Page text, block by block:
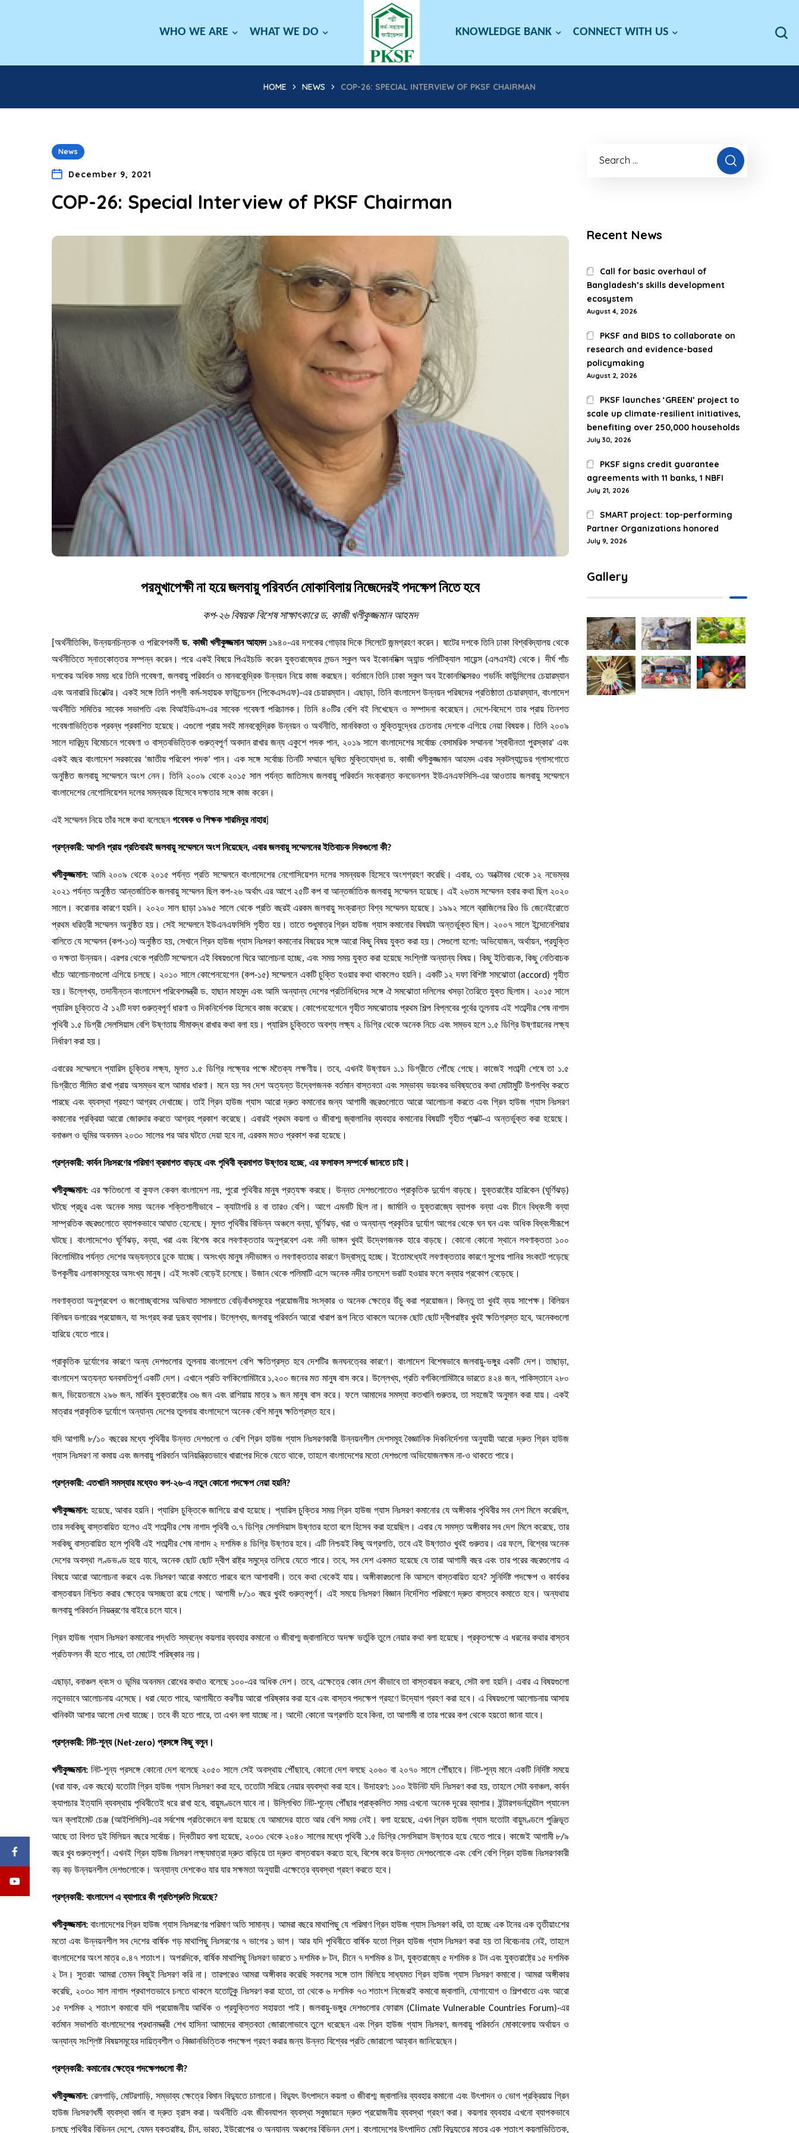
WHO WE ARE WHAT WE DO KNOWLEDGE BANK CONNECT WITH US
HOME NEWS COP-26: SPECIAL INTERVIEW OF PKSF CHAIRMAN
News
December 9, 2021
COP-26: Special Interview of PKSF Chairman
পরমুখাপেক্ষী না হয়ে জলবায়ু পরিবর্তন মোকাবিলায় নিজেদেরই পদক্ষেপ নিতে হবে
কপ-২৬ বিষয়ক বিশেষ সাক্ষাৎকারে ড. কাজী খলীকুজ্জমান আহমদ
[অর্থনীতিবিদ, উন্নয়নচিন্তক ও পরিবেশকর্মীড. কাজী খলীকুজ্জমান আহমদ১৯৪০-এর দশকের গোড়ার দিকে সিলেটে জন্মগ্রহণ করেন। ষাটের দশকে তিনি ঢাকা বিশ্ববিদ্যালয় থেকে
অর্থনীতিতে স্নাতকোত্তর সম্পন্ন করেন। পরে একই বিষয়ে পিএইচডি করেন যুক্তরাজ্যের লন্ডন স্কুল অব ইকোনমিক্স অ্যান্ড পলিটিক্যাল সায়েন্স (এলএসই) থেকে। দীর্ঘ পাঁচ
দশকের অধিক সময় ধরে তিনি গবেষণা, জলবায়ু পরিবর্তন ও মানবকেন্দ্রিক উন্নয়ন নিয়ে কাজ করছেন। বর্তমানে তিনি ঢাকা স্কুল অব ইকোনমিক্সেরও গভর্নিং কাউন্সিলের চেয়ারম্যান
এবং অনারারি ডিরেক্টর। একই সঙ্গে তিনি পল্লী কর্ম-সহায়ক ফাউন্ডেশন (পিকেএসএফ)-এর চেয়ারম্যান। এছাড়া, তিনি বাংলাদেশ উন্নয়ন পরিষদের প্রতিষ্ঠাতা চেয়ারম্যান, বাংলাদেশ
অর্থনীতি সমিতির সাবেক সভাপতি এবং বিআইডিএস-এর সাবেক গবেষণা পরিচালক। তিনি ৪০টির বেশি বই লিখেছেন ও সম্পাদনা করেছেন। দেশে-বিদেশে তার প্রায় তিনশত
গবেষণাভিত্তিক প্রবন্ধ প্রকাশিত হয়েছে। এগুলো প্রায় সবই মানবকেন্দ্রিক উন্নয়ন ও অর্থনীতি, মানবিকতা ও মুক্তিযুদ্ধের চেতনায় দেশকে এগিয়ে নেয়া বিষয়ক। তিনি ২০০৯
সালে দারিদ্র্য বিমোচনে গবেষণা ও বাস্তবভিত্তিক গুরুত্বপূর্ণ অবদান রাখার জন্য একুশে পদক পান, ২০১৯ সালে বাংলাদেশের সর্বোচ্চ বেসামরিক সম্মাননা ‘স্বাধীনতা পুরস্কার’ এবং
একই বছর বাংলাদেশ সরকারের ‘জাতীয় পরিবেশ পদক’ পান। এক সঙ্গে সর্বোচ্চ তিনটি সম্মানে ভূষিত মুক্তিযোদ্ধা ড. কাজী খলীকুজ্জমান আহমদ এবার স্কটল্যান্ডের গ্লাসগোতে
অনুষ্ঠিত জলবায়ু সম্মেলনে অংশ নেন। তিনি ২০০৯ থেকে ২০১৫ সাল পর্যন্ত জাতিসংঘ জলবায়ু পরিবর্তন সংক্রান্ত কনভেনশন ইউএনএফসিসি-এর আওতায় জলবায়ু সম্মেলনে
বাংলাদেশের নেগোসিয়েশন দলের সমন্বয়ক হিসেবে দক্ষতার সঙ্গে কাজ করেন।
এই সম্মেলন নিয়ে তাঁর সঙ্গে কথা বলেছেনগবেষক ও শিক্ষক শারমিনুর নাহার]
প্রশ্নকারী: আপনি প্রায় প্রতিবারই জলবায়ু সম্মেলনে অংশ নিয়েছেন, এবার জলবায়ু সম্মেলনের ইতিবাচক দিকগুলো কী?
খলীকুজ্জমান: আমি ২০০৯ থেকে ২০১৫ পর্যন্ত প্রতি সম্মেলনে বাংলাদেশের নেগোসিয়েশন দলের সমন্বয়ক হিসেবে অংশগ্রহণ করেছি। এবার, ৩১ অক্টোবর থেকে ১২ নভেম্বর
২০২১ পর্যন্ত অনুষ্ঠিত আন্তর্জাতিক জলবায়ু সম্মেলন ছিল কপ-২৬ অর্থাৎ এর আগে ২৫টি কপ বা আন্তর্জাতিক জলবায়ু সম্মেলন হয়েছে। এই ২৬তম সম্মেলন হবার কথা ছিল ২০২০
সালে। করোনার কারণে হয়নি। ২০২০ সাল ছাড়া ১৯৯৫ সালে থেকে প্রতি বছরই এরকম জলবায়ু সংক্রান্ত বিশ্ব সম্মেলন হয়েছে। ১৯৯২ সালে ব্রাজিলের রিও ডি জেনেইরোতে
প্রথম ধরিত্রী সম্মেলন অনুষ্ঠিত হয়। সেই সম্মেলনে ইউএনএফসিসি গৃহীত হয়। তাতে শুধুমাত্র গ্রিন হাউজ গ্যাস কমানোর বিষয়টা অন্তর্ভুক্ত ছিল। ২০০৭ সালে ইন্দোনেশিয়ার
বালিতে যে সম্মেলন (কপ-১৩) অনুষ্ঠিত হয়, সেখানে গ্রিন হাউজ গ্যাস নিঃসরণ কমানোর বিষয়ের সঙ্গে আরো কিছু বিষয় যুক্ত করা হয়। সেগুলো হলো: অভিযোজন, অর্থায়ন, প্রযুক্তি
ও দক্ষতা উন্নয়ন। এরপর থেকে প্রতিটি সম্মেলনে এই বিষয়গুলো ঘিরে আলোচনা হচ্ছে, এবং সময় সময় যুক্ত করা হয়েছে সংশ্লিষ্ট অন্যান্য বিষয়। কিছু ইতিবাচক, কিছু নেতিবাচক
ধাঁচে আলোচনাগুলো এগিয়ে চলছে। ২০১০ সালে কোপেনহেগেন (কপ-১৫) সম্মেলনে একটি চুক্তি হওয়ার কথা থাকলেও হয়নি। একটি ১২ দফা বিশিষ্ট সমঝোতা (accord) গৃহীত
হয়। উল্লেখ্য, তদানীন্তন বাংলাদেশ পরিবেশমন্ত্রী ড. হাছান মাহমুদ এবং আমি অন্যান্য দেশের প্রতিনিধিদের সঙ্গে ঐ সমঝোতা দলিলের খসড়া তৈরিতে যুক্ত ছিলাম। ২০১৫ সালে
প্যারিস চুক্তিতে ঐ ১২টি দফা গুরুত্বপূর্ণ ধারণা ও দিকনির্দেশক হিসেবে কাজ করেছে। কোপেনহেগেনে গৃহীত সমঝোতায় প্রথম শিল্প বিপ্লবের পূর্বের তুলনায় এই শতাব্দীর শেষ নাগাদ
পৃথিবী ১.৫ ডিগ্রী সেলসিয়াস বেশি উষ্ণতায় সীমাবদ্ধ রাখার কথা বলা হয়। প্যারিস চুক্তিতে অবশ্য লক্ষ্য ২ ডিগ্রি থেকে অনেক নিচে এবং সম্ভব হলে ১.৫ ডিগ্রি উষ্ণায়নের লক্ষ্য
নির্ধারণ করা হয়।
এবারের সম্মেলনে প্যারিস চুক্তির লক্ষ্য, মূলত ১.৫ ডিগ্রি লক্ষ্যের পক্ষে মতৈক্য লক্ষণীয়। তবে, এখনই উষ্ণায়ন ১.১ ডিগ্রীতে পৌঁছে গেছে। কাজেই শতাব্দী শেষে তা ১.৫
ডিগ্রীতে সীমিত রাখা প্রায় অসম্ভব বলে আমার ধারণা। মনে হয় সব দেশ অত্যন্ত উদ্বেগজনক বর্তমান বাস্তবতা এবং সম্ভাব্য ভয়ংকর ভবিষ্যতের কথা মোটামুটি উপলব্ধি করতে
পারছে এবং ব্যবস্থা গ্রহণে আগ্রহ দেখাচ্ছে। তাই গ্রিন হাউজ গ্যাস আরো দ্রুত কমানোর জন্য আগামী বছরগুলোতে আরো আলোচনা করতে এবং গ্রিন হাউজ গ্যাস নিঃসরণ
কমানোর প্রক্রিয়া আরো জোরদার করতে আগ্রহ প্রকাশ করেছে। এবারই প্রথম কয়লা ও জীবাশ্ম জ্বালানির ব্যবহার কমানোর বিষয়টি গৃহীত প্যাক্ট-এ অন্তর্ভুক্ত করা হয়েছে।
বনাঞ্চল ও ভূমির অবনমন ২০৩০ সালের পর আর ঘটতে দেয়া হবে না, এরকম মতও প্রকাশ করা হয়েছে।
প্রশ্নকারী: কার্বন নিঃসরণের পরিমাণ ক্রমাগত বাড়ছে এবং পৃথিবী ক্রমাগত উষ্ণতর হচ্ছে, এর ফলাফল সম্পর্কে জানতে চাই।
খলীকুজ্জমান: এর ক্ষতিগুলো বা কুফল কেবল বাংলাদেশ নয়, পুরো পৃথিবীর মানুষ প্রত্যক্ষ করছে। উন্নত দেশগুলোতেও প্রাকৃতিক দুর্যোগ বাড়ছে। যুক্তরাষ্ট্রে হারিকেন (ঘূর্ণিঝড়)
ঘটছে প্রচুর এবং অনেক সময় অনেক শক্তিশালীভাবে – ক্যাটাগরি ৪ বা তারও বেশি। আগে এমনটি ছিল না। জার্মানি ও যুক্তরাজ্যে ব্যাপক বন্যা এবং চীনে বিধ্বংসী বন্যা
সাম্প্রতিক বছরগুলোতে ব্যাপকভাবে আঘাত হেনেছে। মূলত পৃথিবীর বিভিন্ন অঞ্চলে বন্যা, ঘূর্ণিঝড়, খরা ও অন্যান্য প্রকৃতির দুর্যোগ আগের থেকে ঘন ঘন এবং অধিক বিধ্বংসীরূপে
ঘটছে। বাংলাদেশেও ঘূর্ণিঝড়, বন্যা, খরা এবং বিশেষ করে লবণাক্ততার অনুপ্রবেশ এবং নদী ভাঙ্গন খুবই উদ্বেগজনক হারে বাড়ছে। কোনো কোনো স্থানে লবণাক্ততা ১০০
কিলোমিটার পর্যন্ত দেশের অভ্যন্তরে ঢুকে যাচ্ছে। অসংখ্য মানুষ নদীভাঙ্গন ও লবণাক্ততার কারণে উদ্বাস্তু হচ্ছে। ইতোমধ্যেই লবণাক্ততার কারণে সুপেয় পানির সংকটে পড়েছে
উপকূলীয় এলাকাসমূহের অসংখ্য মানুষ। এই সংকট বেড়েই চলেছে। উজান থেকে পলিমাটি এসে অনেক নদীর তলদেশ ভরাট হওয়ার ফলে বন্যার প্রকোপ বেড়েছে।
লবণাক্ততা অনুপ্রবেশ ও জলোচ্ছ্বাসের অভিঘাত সামলাতে বেড়িবাঁধসমূহের প্রয়োজনীয় সংস্কার ও অনেক ক্ষেত্রে উঁচু করা প্রয়োজন। কিন্তু তা খুবই ব্যয় সাপেক্ষ। বিলিয়ন
বিলিয়ন ডলারের প্রয়োজন, যা সংগ্রহ করা দুরূহ ব্যাপার। উল্লেখ্য, জলবায়ু পরিবর্তন আরো খারাপ রূপ নিতে থাকলে অনেক ছোট ছোট দ্বীপরাষ্ট্র খুবই ক্ষতিগ্রস্ত হবে, অনেকগুলো
হারিয়ে যেতে পারে।
প্রাকৃতিক দুর্যোগের কারণে অন্য দেশগুলোর তুলনায় বাংলাদেশ বেশি ক্ষতিগ্রস্ত হবে দেশটির জনঘনত্বের কারণে। বাংলাদেশ বিশেষভাবে জলবায়ু-ভঙ্গুর একটি দেশ। তাছাড়া,
বাংলাদেশ অত্যন্ত ঘনবসতিপূর্ণ একটি দেশ। এখানে প্রতি বর্গকিলোমিটারে ১,২০০ জনের মত মানুষ বাস করে। উল্লেখ্য, প্রতি বর্গকিলোমিটারে ভারতে ৪২৪ জন, পাকিস্তানে ২৮০
জন, ভিয়েতনামে ২৯৬ জন, মার্কিন যুক্তরাষ্ট্রে ৩৬ জন এবং রাশিয়ায় মাত্র ৯ জন মানুষ বাস করে। ফলে আমাদের সমস্যা কতখানি গুরুতর, তা সহজেই অনুমান করা যায়। একই
মাত্রার প্রাকৃতিক দুর্যোগে অন্যান্য দেশের তুলনায় বাংলাদেশে অনেক বেশি মানুষ ক্ষতিগ্রস্ত হবে।
যদি আগামী ৮/১০ বছরের মধ্যে পৃথিবীর উন্নত দেশগুলো ও বেশি গ্রিন হাউজ গ্যাস নিঃসরণকারী উন্নয়নশীল দেশসমূহ বৈজ্ঞানিক দিকনির্দেশনা অনুযায়ী আরো দ্রুত গ্রিন হাউজ
গ্যাস নিঃসরণ না কমায় এবং জলবায়ু পরিবর্তন অনিয়ন্ত্রিতভাবে খারাপের দিকে যেতে থাকে, তাহলে বাংলাদেশের মতো দেশগুলো অভিযোজনক্ষম না-ও থাকতে পারে।
প্রশ্নকারী: এতখানি সমস্যার মধ্যেও কপ-২৬-এ নতুন কোনো পদক্ষেপ নেয়া হয়নি?
খলীকুজ্জমান: হয়েছে, আবার হয়নি। প্যারিস চুক্তিকে জাগিয়ে রাখা হয়েছে। প্যারিস চুক্তির সময় গ্রিন হাউজ গ্যাস নিঃসরণ কমানোর যে অঙ্গীকার পৃথিবীর সব দেশ মিলে করেছিল,
তার সবকিছু বাস্তবায়িত হলেও এই শতাব্দীর শেষ নাগাদ পৃথিবী ৩.৭ ডিগ্রি সেলসিয়াস উষ্ণতর হতো বলে হিসেব করা হয়েছিল। এবার যে সমস্ত অঙ্গীকার সব দেশ মিলে করেছে, তার
সবকিছু বাস্তবায়িত হলে পৃথিবী এই শতাব্দীর শেষ নাগাদ ২ দশমিক ৪ ডিগ্রি উষ্ণতর হবে। এটি নিশ্চয়ই কিছু অগ্রগতি, তবে এই উষ্ণতাও খুবই গুরুতর। এর ফলে, বিশ্বের অনেক
দেশের অবস্থা লণ্ডভণ্ড হয়ে যাবে, অনেক ছোট ছোট দ্বীপ রাষ্ট্র সমুদ্রে তলিয়ে যেতে পারে। তবে, সব দেশ একমত হয়েছে যে তারা আগামী বছর এবং তার পরের বছরগুলোয় এ
বিষয়ে আরো আলোচনা করবে এবং নিঃসরণ আরো কমাতে পারবে বলে আশাবাদী। তবে কথা থেকেই যায়। অঙ্গীকারগুলো কি আসলে বাস্তবায়িত হবে? সুনির্দিষ্ট পদক্ষেপ ও কার্যকর
বাস্তবায়ন নিশ্চিত করার ক্ষেত্রে অসচ্ছতা রয়ে গেছে। আগামী ৮/১০ বছর খুবই গুরুত্বপূর্ণ। এই সময়ে নিঃসরণ বিজ্ঞান নির্দেশিত পরিমাণে দ্রুত বাস্তবে কমাতে হবে। অন্যথায়
জলবায়ু পরিবর্তন নিয়ন্ত্রণের বাইরে চলে যাবে।
গ্রিন হাউজ গ্যাস নিঃসরণ কমানোর পদ্ধতি সম্বন্ধে কয়লার ব্যবহার কমানো ও জীবাশ্ম জ্বালানিতে অদক্ষ ভর্তুকি তুলে নেয়ার কথা বলা হয়েছে। প্রকৃতপক্ষে এ ধরনের কথার বাস্তব
প্রতিফলন কী হতে পারে, তা মোটেই পরিষ্কার নয়।
এছাড়া, বনাঞ্চল ধ্বংস ও ভূমির অবনমন রোধের কথাও বলেছে ১০০-এর অধিক দেশ। তবে, এক্ষেত্রে কোন দেশ কীভাবে তা বাস্তবায়ন করবে, সেটা বলা হয়নি। এবার এ বিষয়গুলো
নতুনভাবে আলোচনায় এসেছে। ধরা যেতে পারে, আগামীতে করণীয় আরো পরিষ্কার করা হবে এবং বাস্তব পদক্ষেপ গ্রহণে উদ্যোগ গ্রহণ করা হবে। এ বিষয়গুলো আলোচনায় আসায়
খানিকটা আশার আলো দেখা যাচ্ছে। তবে কী হতে পারে, তা এখন বলা যাচ্ছে না। আদৌ কোনো অগ্রগতি হবে কিনা, তা আগামী বা তার পরের কপ থেকে হয়তো জানা যাবে।
প্রশ্নকারী: নিট-শূন্য (Net-zero) প্রসঙ্গে কিছু বলুন।
খলীকুজ্জমান: নিট-শূন্য প্রসঙ্গে কোনো দেশ বলেছে ২০৫০ সালে সেই অবস্থায় পৌঁছাবে, কোনো দেশ বলছে ২০৬০ বা ২০৭০ সালে পৌঁছাবে। নিট-শূন্য মানে একটি নির্দিষ্ট সময়ে
(ধরা যাক, এক বছরে) যতোটা গ্রিন হাউজ গ্যাস নিঃসরণ করা হবে, ততোটা সরিয়ে নেয়ার ব্যবস্থা করা হবে। উদাহরণ: ১০০ ইউনিট যদি নিঃসরণ করা হয়, তাহলে সেটা বনাঞ্চল, কার্বন
ক্যাপচার ইত্যাদি ব্যবস্থায় পৃথিবীতেই ধরে রাখা হবে, বায়ুমণ্ডলে যাবে না। উল্লিখিত নিট-শূন্যে পৌঁছার প্রাক্কলিত সময় এখনো অনেক দূরের ব্যাপার। ইন্টারগভর্নমেন্টাল প্যানেল
অন ক্লাইমেট চেঞ্জ (আইপিসিসি)-এর সর্বশেষ প্রতিবেদনে বলা হয়েছে যে আমাদের হাতে আর বেশি সময় নেই। বলা হয়েছে, এখন গ্রিন হাউজ গ্যাস যতোটা বায়ুমণ্ডলে পুঞ্জিভূত
আছে তা বিগত দুই মিলিয়ন বছরে সর্বোচ্চ। দ্বিতীয়ত বলা হয়েছে, ২০৩০ থেকে ২০৪০ সালের মধ্যে পৃথিবী ১.৫ ডিগ্রি সেলসিয়াস উষ্ণতর হয়ে যেতে পারে। কাজেই আগামী ৮/৯
বছর খুব গুরুত্বপূর্ণ। এখনই গ্রিন হাউজ নিঃসরণ লক্ষ্যমাত্রা দ্রুত বাড়িয়ে তা দ্রুত বাস্তবায়ন করতে হবে, বিশেষ করে উন্নত দেশগুলোকে এবং বেশি বেশি গ্রিন হাউজ নিঃসরণকারী
বড় বড় উন্নয়নশীল দেশগুলোকে। অন্যান্য দেশকেও যার যার সক্ষমতা অনুযায়ী এক্ষেত্রে ব্যবস্থা গ্রহণ করতে হবে।
প্রশ্নকারী: বাংলাদেশ এ ব্যাপারে কী প্রতিশ্রুতি দিয়েছে?
খলীকুজ্জমান: বাংলাদেশের গ্রিন হাউজ গ্যাস নিঃসরণের পরিমাণ অতি সামান্য। আমরা বছরে মাথাপিছু যে পরিমাণ গ্রিন হাউজ গ্যাস নিঃসরণ করি, তা হচ্ছে এক টনের এক তৃতীয়াংশের
মতো এবং উন্নয়নশীল সব দেশের বার্ষিক গড় মাথাপিছু নিঃসরণের ৭ ভাগের ১ ভাগ। আর যদি পৃথিবীতে বার্ষিক যতো গ্রিন হাউজ গ্যাস নিঃসরণ করা হয় তা বিবেচনায় নেই, তাহলে
বাংলাদেশের অংশ মাত্র ০.৪৭ শতাংশ। অপরদিকে, বার্ষিক মাথাপিছু নিঃসরণ ভারতে ১ দশমিক ৮ টন, চীনে ৭ দশমিক ৪ টন, যুক্তরাজ্যে ৫ দশমিক ৪ টন এবং যুক্তরাষ্ট্রে ১৫ দশমিক
২ টন। সুতরাং আমরা তেমন কিছুই নিঃসরণ করি না। তারপরেও আমরা অঙ্গীকার করেছি সকলের সঙ্গে তাল মিলিয়ে সাধ্যমত গ্রিন হাউজ গ্যাস নিঃসরণ কমাবো। আমরা অঙ্গীকার
করেছি, ২০৩০ সাল নাগাদ প্রথাগতভাবে চলতে থাকলে যতোটুকু নিঃসরণ করা হতো, তা থেকে ৬ দশমিক ৭৩ শতাংশ নিজেরাই কমাবো জ্বালানি, যোগাযোগ ও শিল্পখাতে এবং আরো
১৫ দশমিক ২ শতাংশ কমাবো যদি প্রয়োজনীয় আর্থিক ও প্রযুক্তিগত সহায়তা পাই। জলবায়ু-ভঙ্গুর দেশগুলোর ফোরাম (Climate Vulnerable Countries Forum)-এর
বর্তমান সভাপতি বাংলাদেশের প্রধানমন্ত্রী শেখ হাসিনা আমাদের বাস্তবতা জোরালোভাবে তুলে ধরেছেন এবং গ্রিন হাউজ গ্যাস নিঃসরণ, জলবায়ু পরিবর্তন মোকাবেলায় অর্থায়ন ও
অন্যান্য সংশ্লিষ্ট বিষয়সমূহের দায়িত্বশীল ও বিজ্ঞানভিত্তিক পদক্ষেপ গ্রহণ করার জন্য উন্নত বিশ্বের প্রতি জোরালো আহ্বান জানিয়েছেন।
প্রশ্নকারী: কমানোর ক্ষেত্রে পদক্ষেপগুলো কী?
খলীকুজ্জমান: রেলগাড়ি, মোটরগাড়ি, সম্ভাব্য ক্ষেত্রে বিমান বিদ্যুতে চালানো। বিদ্যুৎ উৎপাদনে কয়লা ও জীবাশ্ম জ্বালানির ব্যবহার কমানো এবং উৎপাদন ও ভোগ প্রক্রিয়ায় গ্রিন
হাউজ নিঃসরণধর্মী ব্যবস্থা বর্জন বা দ্রুত হ্রাস করা। অর্থনীতি এবং জীবনযাপন ব্যবস্থা সবুজায়নে দ্রুত প্রয়োজনীয় ব্যবস্থা গ্রহণ করা। কয়লার ব্যবহার এখনো ব্যাপকভাবে
চলছে পৃথিবীর বিভিন্ন দেশে, যেমন যুক্তরাষ্ট্র, চীন, ভারত, ইউরোপের ও অন্যান্য অঞ্চলের বিভিন্ন দেশ। বাংলাদেশের উৎপাদিত মোট বিদ্যুতের মাত্র এক শতাংশ কয়লাভিত্তিক,
Recent News
Call for basic overhaul of
Bangladesh’s skills development
ecosystem
August 4, 2026
PKSF and BIDS to collaborate on
research and evidence-based
policymaking
August 2, 2026
PKSF launches ‘GREEN’ project to
scale up climate-resilient initiatives,
benefiting over 250,000 households
July 30, 2026
PKSF signs credit guarantee
agreements with 11 banks, 1 NBFI
July 21, 2026
SMART project: top-performing
Partner Organizations honored
July 9, 2026
Gallery